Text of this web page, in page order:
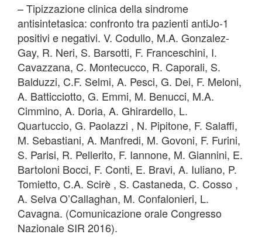
– Tipizzazione clinica della sindrome
antisintetasica: confronto tra pazienti antiJo-1
positivi e negativi. V. Codullo, M.A. Gonzalez-
Gay, R. Neri, S. Barsotti, F. Franceschini, I.
Cavazzana, C. Montecucco, R. Caporali, S.
Balduzzi, C.F. Selmi, A. Pesci, G. Dei, F. Meloni,
A. Batticciotto, G. Emmi, M. Benucci, M.A.
Cimmino, A. Doria, A. Ghirardello, L.
Quartuccio, G. Paolazzi , N. Pipitone, F. Salaffi,
M. Sebastiani, A. Manfredi, M. Govoni, F. Furini,
S. Parisi, R. Pellerito, F. Iannone, M. Giannini, E.
Bartoloni Bocci, F. Conti, E. Bravi, A. Iuliano, P.
Tomietto, C.A. Scirè , S. Castaneda, C. Cosso ,
A. Selva O’Callaghan, M. Confalonieri, L.
Cavagna. (Comunicazione orale Congresso
Nazionale SIR 2016).